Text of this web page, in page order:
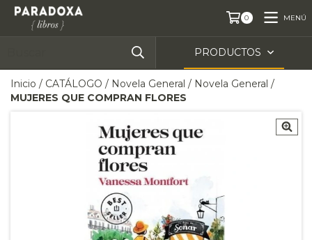
0 MENÚ
PRODUCTOS
Inicio / CATÁLOGO / Novela General / Novela General /
MUJERES QUE COMPRAN FLORES